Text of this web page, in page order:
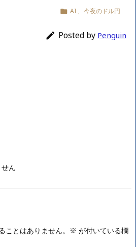
 AI , 今夜のドル円
 Posted by Penguin
ん
ことはありません。 ※ が付いている欄